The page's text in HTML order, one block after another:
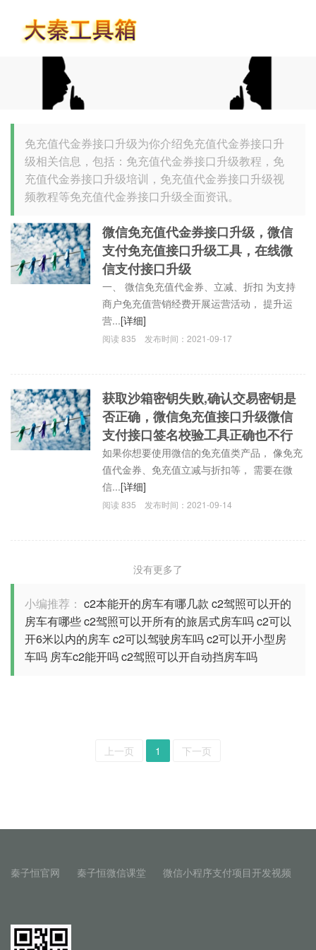
免充值代金券接口升级为你介绍免充值代金券接口升
级相关信息，包括：免充值代金券接口升级教程，免
充值代金券接口升级培训，免充值代金券接口升级视
频教程等免充值代金券接口升级全面资讯。
微信免充值代金券接口升级，微信
支付免充值接口升级工具，在线微
信支付接口升级
一、 微信免充值代金券、立减、折扣 为支持
商户免充值营销经费开展运营活动， 提升运
营...[详细]
阅读835 发布时间：2021-09-17
获取沙箱密钥失败,确认交易密钥是
否正确，微信免充值接口升级微信
支付接口签名校验工具正确也不行
如果你想要使用微信的免充值类产品， 像免充
值代金券、免充值立减与折扣等， 需要在微
信...[详细]
阅读835 发布时间：2021-09-14
没有更多了
小编推荐： c2本能开的房车有哪几款 c2驾照可以开的
房车有哪些c2驾照可以开所有的旅居式房车吗c2可以
开6米以内的房车c2可以驾驶房车吗c2可以开小型房
车吗 房车c2能开吗c2驾照可以开自动挡房车吗
上一页 1 下一页
秦子恒官网 秦子恒微信课堂 微信小程序支付项目开发视频